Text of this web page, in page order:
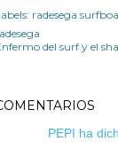
radesega
del surf y el
PEPI ha